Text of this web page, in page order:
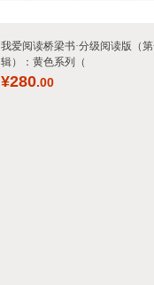
我爱阅读桥梁书·分级阅读版（
辑）：黄色系列（
¥280.00